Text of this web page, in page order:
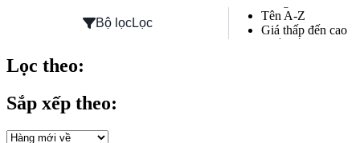
Bộ lọcLọc
Tên A-Z
Giá thấp đến cao
Lọc theo:
Sắp xếp theo: